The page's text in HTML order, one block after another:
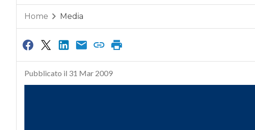
Home Media
Pubblicato il 31 Mar 2009